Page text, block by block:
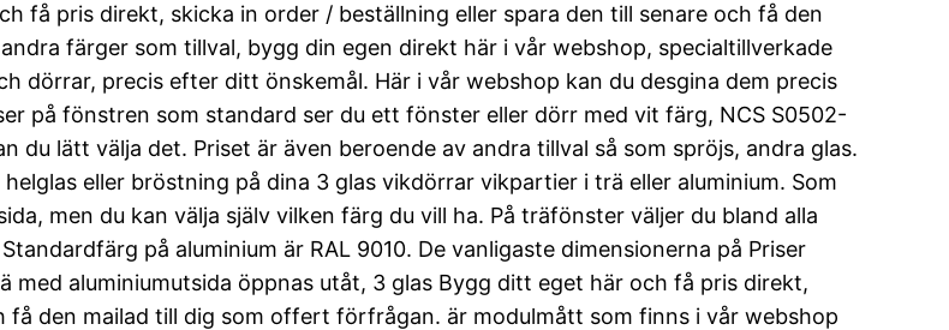
få pris direkt, skicka in order / beställning eller spara den till senare och få den
färger som tillval, bygg din egen direkt här i vår webshop, specialtillverkade
dörrar, precis efter ditt önskemål. Här i vår webshop kan du desgina dem precis
på fönstren som standard ser du ett fönster eller dörr med vit färg, NCS S0502-
du lätt välja det. Priset är även beroende av andra tillval så som spröjs, andra glas.
eller bröstning på dina 3 glas vikdörrar vikpartier i trä eller aluminium. Som
men du kan välja själv vilken färg du vill ha. På träfönster väljer du bland alla
på aluminium är RAL 9010. De vanligaste dimensionerna på Priser
aluminiumutsida öppnas utåt, 3 glas Bygg ditt eget här och få pris direkt,
få den mailad till dig som offert förfrågan. är modulmått som finns i vår webshop